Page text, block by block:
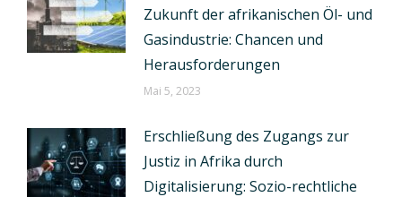
Zukunft der afrikanischen Öl- und
Gasindustrie: Chancen und
Herausforderungen
Mai 5, 2023
Erschließung des Zugangs zur
Justiz in Afrika durch
Digitalisierung: Sozio-rechtliche